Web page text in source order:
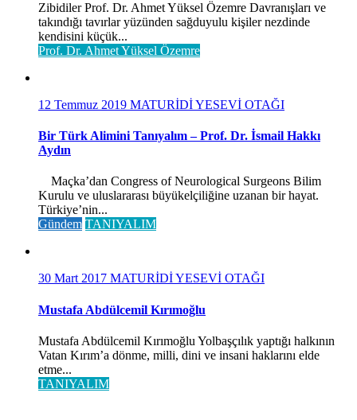
Zibidiler Prof. Dr. Ahmet Yüksel Özemre Davranışları ve
takındığı tavırlar yüzünden sağduyulu kişiler nezdinde
kendisini küçük...
Prof. Dr. Ahmet Yüksel Özemre
12 Temmuz 2019 MATURİDİ YESEVİ OTAĞI
Bir Türk Alimini Tanıyalım – Prof. Dr. İsmail Hakkı
Aydın
Maçka’dan Congress of Neurological Surgeons Bilim
Kurulu ve uluslararası büyükelçiliğine uzanan bir hayat.
Türkiye’nin...
Gündem TANIYALIM
30 Mart 2017 MATURİDİ YESEVİ OTAĞI
Mustafa Abdülcemil Kırımoğlu
Mustafa Abdülcemil Kırımoğlu Yolbaşçılık yaptığı halkının
Vatan Kırım’a dönme, milli, dini ve insani haklarını elde
etme...
TANIYALIM